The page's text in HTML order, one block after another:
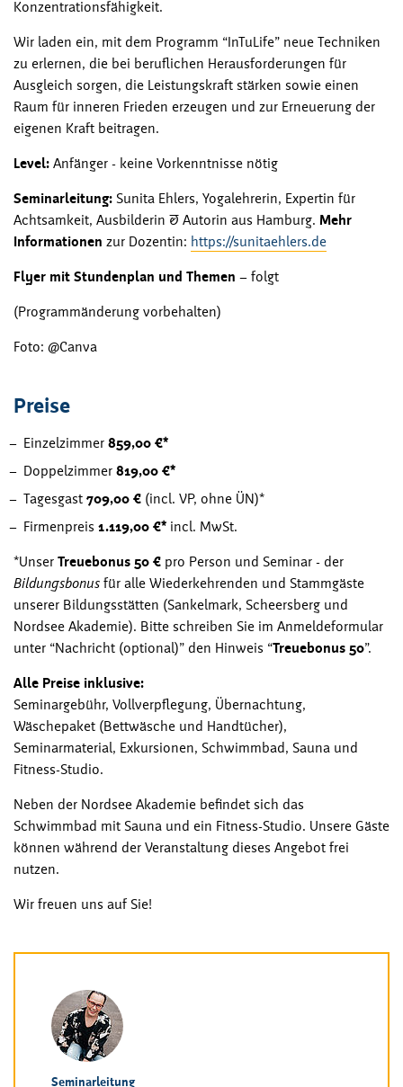
Konzentrationsfähigkeit.
Wir laden ein, mit dem Programm “InTuLife” neue Techniken
zu erlernen, die bei beruflichen Herausforderungen für
Ausgleich sorgen, die Leistungskraft stärken sowie einen
Raum für inneren Frieden erzeugen und zur Erneuerung der
eigenen Kraft beitragen.
Level: Anfänger - keine Vorkenntnisse nötig
Seminarleitung: Sunita Ehlers, Yogalehrerin, Expertin für
Achtsamkeit, Ausbilderin & Autorin aus Hamburg. Mehr
Informationen zur Dozentin: https://sunitaehlers.de
Flyer mit Stundenplan und Themen – folgt
(Programmänderung vorbehalten)
Foto: @Canva
Preise
Einzelzimmer 859,00 €*
Doppelzimmer 819,00 €*
Tagesgast 709,00 € (incl. VP, ohne ÜN)*
Firmenpreis 1.119,00 €* incl. MwSt.
*Unser Treuebonus 50 € pro Person und Seminar - der
Bildungsbonus für alle Wiederkehrenden und Stammgäste
unserer Bildungsstätten (Sankelmark, Scheersberg und
Nordsee Akademie). Bitte schreiben Sie im Anmeldeformular
unter “Nachricht (optional)” den Hinweis “Treuebonus 50”.
Alle Preise inklusive:
Seminargebühr, Vollverpflegung, Übernachtung,
Wäschepaket (Bettwäsche und Handtücher),
Seminarmaterial, Exkursionen, Schwimmbad, Sauna und
Fitness-Studio.
Neben der Nordsee Akademie befindet sich das
Schwimmbad mit Sauna und ein Fitness-Studio. Unsere Gäste
können während der Veranstaltung dieses Angebot frei
nutzen.
Wir freuen uns auf Sie!
Seminarleitung